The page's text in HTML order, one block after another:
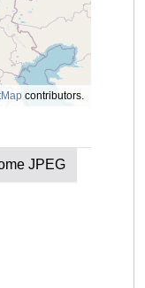
contributors.
JPEG